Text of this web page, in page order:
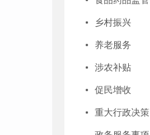
乡村振兴
养老服务
涉农补贴
促民增收
重大行政决策